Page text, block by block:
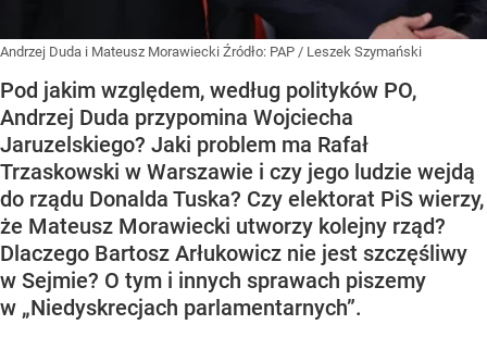
Andrzej Duda i Mateusz Morawiecki Źródło: PAP / Leszek Szymański
Pod jakim względem, według polityków PO,
Andrzej Duda przypomina Wojciecha
Jaruzelskiego? Jaki problem ma Rafał
Trzaskowski w Warszawie i czy jego ludzie wejdą
do rządu Donalda Tuska? Czy elektorat PiS wierzy,
że Mateusz Morawiecki utworzy kolejny rząd?
Dlaczego Bartosz Arłukowicz nie jest szczęśliwy
w Sejmie? O tym i innych sprawach piszemy
w „Niedyskrecjach parlamentarnych”.